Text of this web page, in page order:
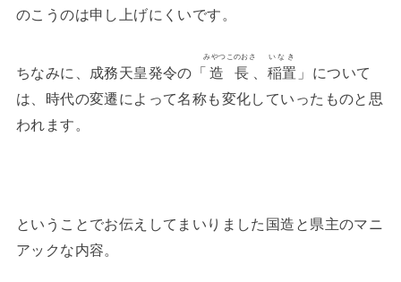
のこうのは申し上げにくいです。
ちなみに、成務天皇発令の「造長
みやつこのおさ
、 稲置
いなき
」について
は、時代の変遷によって名称も変化していったものと思
われます。
ということでお伝えしてまいりました国造と県主のマニ
アックな内容。